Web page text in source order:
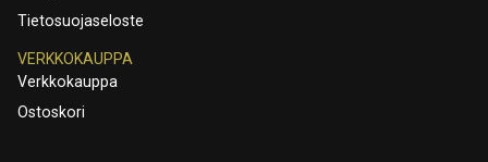
Tietosuojaseloste
VERKKOKAUPPA
Verkkokauppa
Ostoskori